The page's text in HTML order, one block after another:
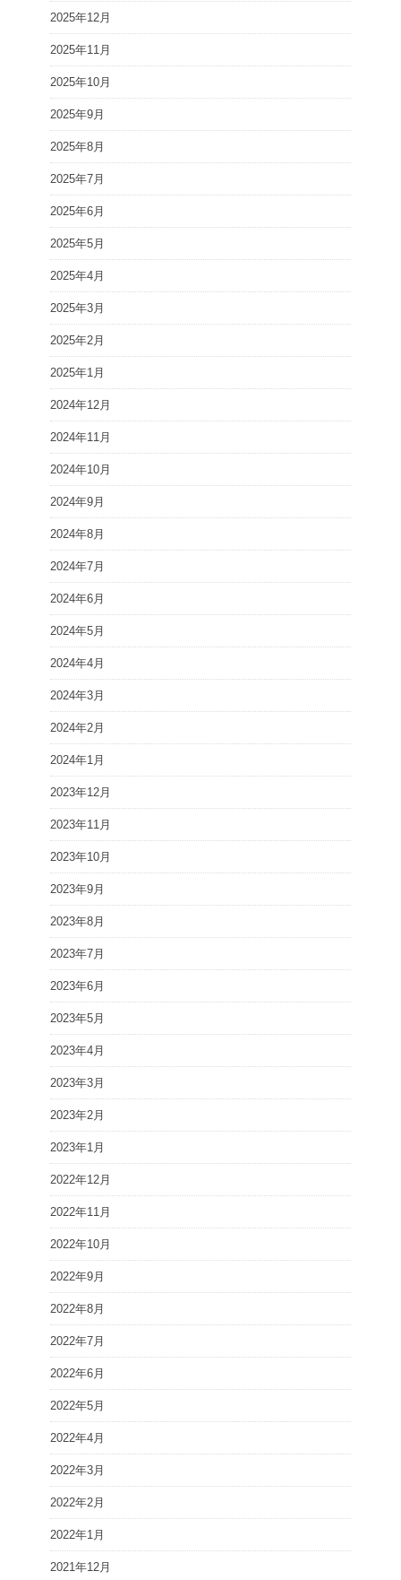
2025年12月
2025年11月
2025年10月
2025年9月
2025年8月
2025年7月
2025年6月
2025年5月
2025年4月
2025年3月
2025年2月
2025年1月
2024年12月
2024年11月
2024年10月
2024年9月
2024年8月
2024年7月
2024年6月
2024年5月
2024年4月
2024年3月
2024年2月
2024年1月
2023年12月
2023年11月
2023年10月
2023年9月
2023年8月
2023年7月
2023年6月
2023年5月
2023年4月
2023年3月
2023年2月
2023年1月
2022年12月
2022年11月
2022年10月
2022年9月
2022年8月
2022年7月
2022年6月
2022年5月
2022年4月
2022年3月
2022年2月
2022年1月
2021年12月